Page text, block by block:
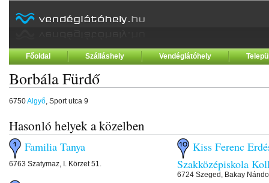
Főoldal Szálláshely Vendéglátóhely
Borbála Fürdő
6750Algyő, Sport utca 9
Hasonló helyek a közelben
Familia Tanya
6763 Szatymaz, I. Körzet 51.
Kiss Ferenc
Szakközépiskola
6724 Szeged, Bakay